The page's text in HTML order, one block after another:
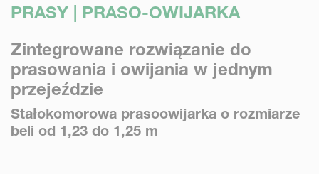
PRASY | PRASO-OWIJARKA
Zintegrowane rozwiązanie do
prasowania i owijania w jednym
przejeździe
Stałokomorowa prasoowijarka o rozmiarze
beli od 1,23 do 1,25 m